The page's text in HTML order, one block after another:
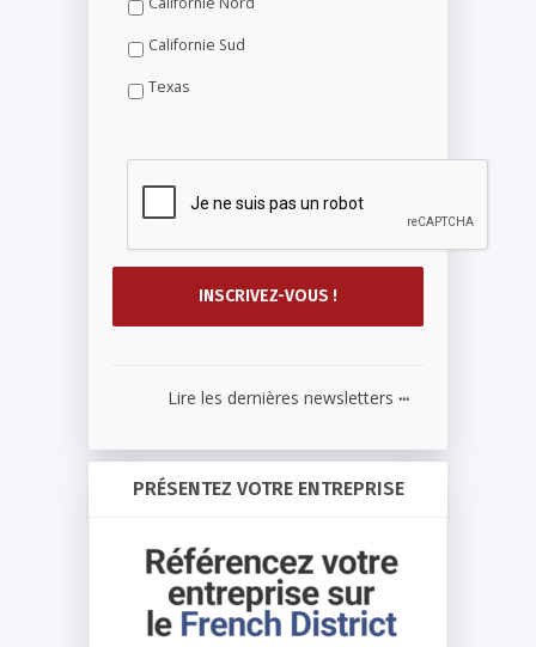
Californie Sud
Texas
Lire les dernières newsletters ...
PRÉSENTEZ VOTRE ENTREPRISE